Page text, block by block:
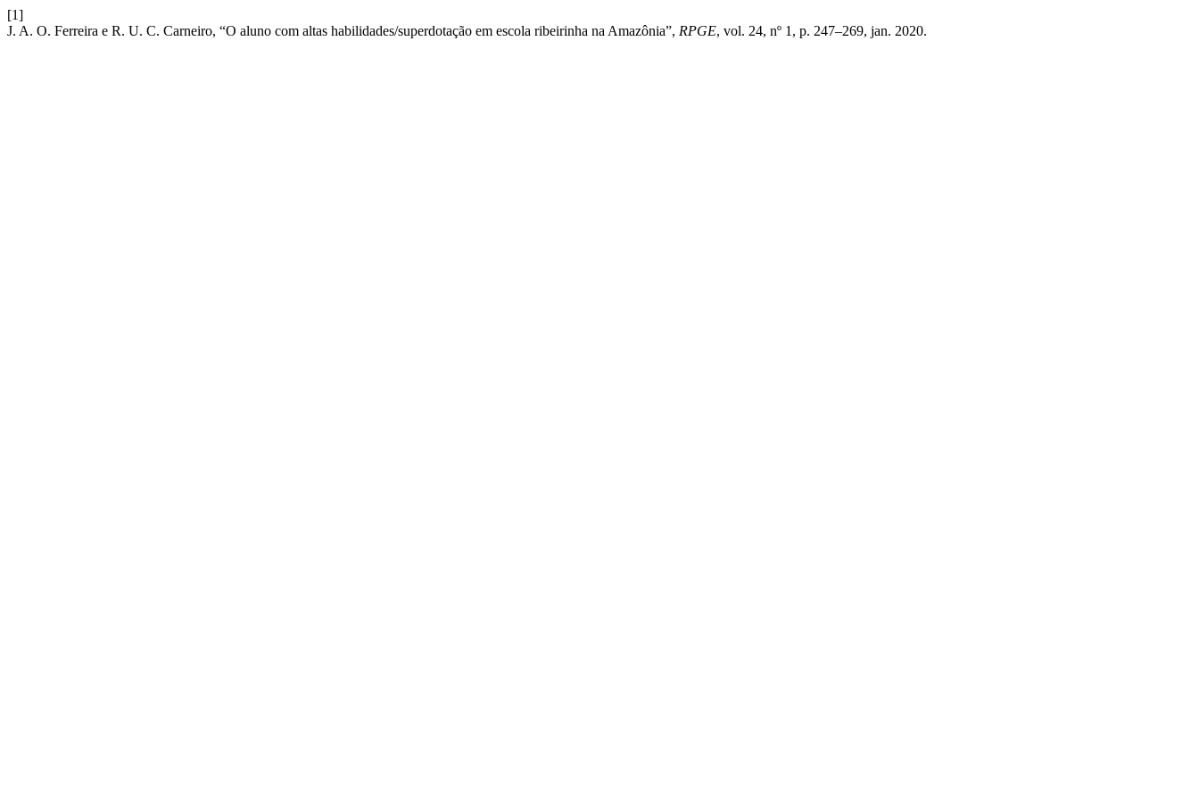
[1]
J. A. O. Ferreira e R. U. C. Carneiro, “O aluno com altas habilidades/superdotação em escola ribeirinha na Amazônia”, RPGE, vol. 24, nº 1, p. 247–269, jan. 2020.